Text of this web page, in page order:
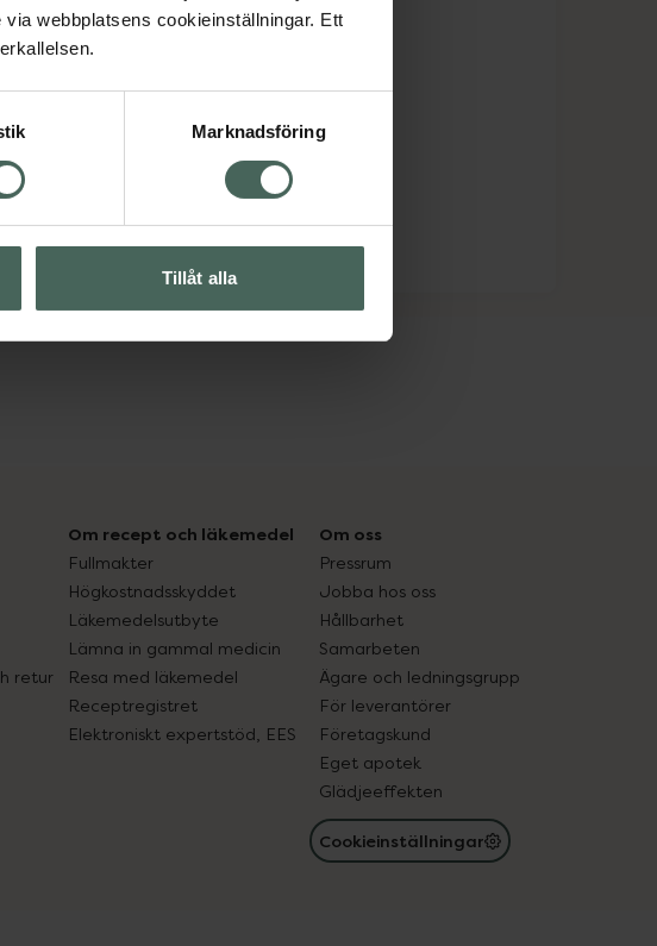
webbplatsens cookieinställningar. Ett
Marknadsföring
Tillåt alla
retur
Om recept och läkemedel
Fullmakter
Högkostnadsskyddet
Läkemedelsutbyte
Lämna in gammal medicin
Resa med läkemedel
Receptregistret
Elektroniskt expertstöd, EES
Om oss
Pressrum
Jobba hos oss
Hållbarhet
Samarbeten
Ägare och ledningsgrupp
För leverantörer
Företagskund
Eget apotek
Glädjeeffekten
Cookieinställningar